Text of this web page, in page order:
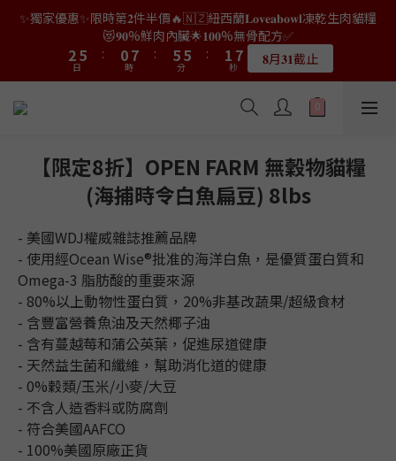
👑店長生日限量喵喵劵🎂買滿$𝟑𝟔𝟖即減$𝟐𝟖🥳結帳時輸入優惠碼
【𝐇𝐀𝐏𝐏𝐘𝐁𝐈𝐑𝐓𝐇𝐃𝐀𝐘】即可！部分產品不適用
4
2
1
7
5
0
日
2
1
0
9
8
7
0
時
7
6
5
4
7
6
5
4
分
3
2
1
0
8
7
6
5
4
3
0
秒 限量20個
0
2
1
0
0 0
1
0
14
2
1
日
6
5
4
3
時
4
3
2
1
4
3
2
1
分
05
4
3
2
1
0
秒
👑店長生日限量喵喵劵🎂買滿$𝟑𝟔𝟖即減$𝟐𝟖🥳結帳時輸入優惠碼
【𝐇𝐀𝐏𝐏𝐘𝐁𝐈𝐑𝐓𝐇𝐃𝐀𝐘】即可！部分產品不適用
5
3
2
8
6
5
1
0
:
3
2
1
0
9
8
7
1
:
8
7
6
5
1
0
8
7
6
5
1
0
:
4
3
2
1
9
8
7
6
5
2
1
0
限量20個
【限定8折】OPEN FARM 無穀物貓糧
(海捕時令白魚扁豆) 8lbs
- 美國WDJ權威雜誌推薦品牌
- 使用經Ocean Wise®批准的海洋白魚，是優質蛋白質和
Omega-3 脂肪酸的重要來源
- 80%以上動物性蛋白質，20%非基改蔬果/超級食材
- 含豐富營養魚油及天然椰子油
- 含有蔓越莓和蒲公英葉，促進尿道健康
- 天然益生菌和纖維，幫助消化道的健康
- 0%穀類/玉米/小麥/大豆
- 不含人造香料或防腐劑
- 符合美國AAFCO
- 100%美國原廠正貨